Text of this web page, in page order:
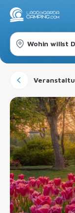
Wohin willst